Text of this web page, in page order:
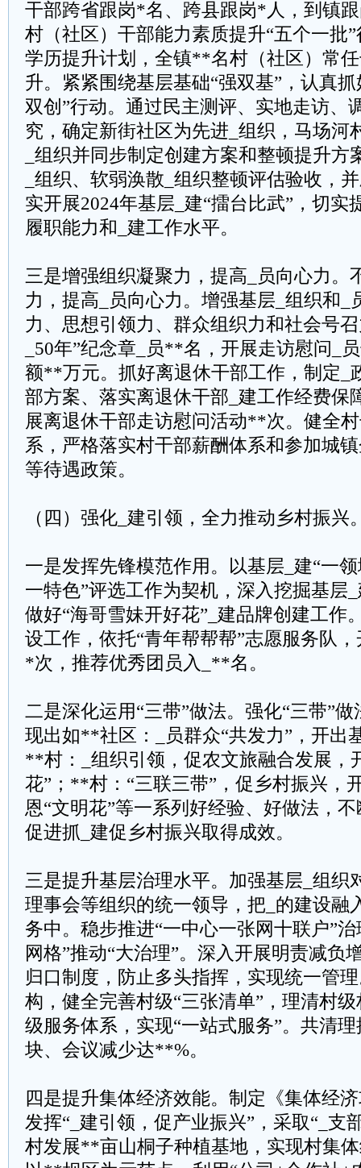
干部跨省跟岗*名、跨县跟岗*人，到镇
村（社区）干部能力素质提升“五个一批
学历提升计划，全镇**名村（社区）常
升。紧紧围绕基层基础“强双基”，认真
双创”行动。通过民主测评、实地走访、
究，确定新街社区为先进_组织，马场河
_组织并同步制定创建方案和整顿提升方
_组织、软弱涣散_组织整顿评估验收，
实开展2024年基层_建“擂台比武”，切实
履职能力和_建工作水平。
三是增强组织凝聚力，提高_员向心力。
力，提高_员向心力。增强基层_组织和_
力、思想引领力、群众组织力和社会号
_50年”纪念章_员**名，开展走访慰问_
额**万元。抓好离退休干部工作，制定_
部方案、落实离退休干部_建工作经费保
展离退休干部走访慰问活动**次。健全
系，严格落实村干部薪酬体系和参加城
等待遇政策。
（四）强化_建引领，全力推动乡村振兴
一是发挥先锋模范作用。以基层_建“一
一特色”评选工作为契机，深入挖掘基层
做好“海哥雪妹开好花”_建品牌创建工作
设工作，依托“青年帮帮帮”志愿服务队
*次，推荐优秀团员入_**名。
二是深化运用“三带”做法。强化“三带”
现出如**社区：_员群众“共发力”，开出
**村：_组织引领，促农文旅融合发展，
花”；**村：“三联三带”，促乡村振兴，
恩“文明花”等一系列好经验、好做法，
促进抓_建促乡村振兴取得成效。
三是提升基层治理水平。加强基层_组织
理事会等组织的统一领导，把_的建设融
务中。稳步推进“一中心一张网十联户”
网格”推动“大治理”。深入开展明责减负
归口制度，防止多头指挥，实现统一管
构，健全完善村级“三张清单”，理清村
级服务体系，实现“一站式服务”。共清
块、会议减少达**%。
四是提升集体经济效能。制定《集体经
发挥“_建引领，促产业振兴”，采取“_支
村发展**亩山桐子种植基地，实现村集